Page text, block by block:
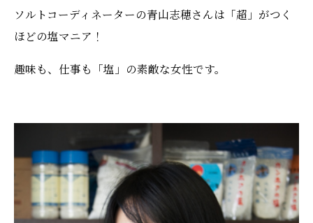
ソルトコーディネーターの青山志穂さんは「超」がつく
ほどの塩マニア！
趣味も、仕事も「塩」の素敵な女性です。